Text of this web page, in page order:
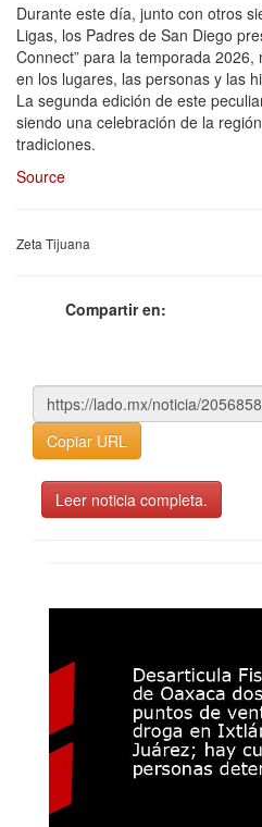
Durante este día, junto con otros
Ligas, los Padres de San Diego
Connect” para la temporada
en los lugares, las personas y las
La segunda edición de este
siendo una celebración de la
tradiciones.
Source
Zeta Tijuana
Compartir en:
Copiar URL
Leer noticia completa.